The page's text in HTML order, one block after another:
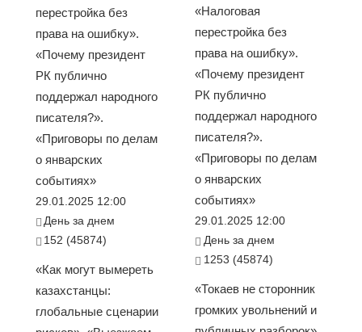
перестройка без
права на ошибку».
«Почему президент
РК публично
поддержал народного
писателя?».
«Приговоры по делам
о январских
событиях»
29.01.2025 12:00
День за днем
152 (45874)
«Как могут вымереть
казахстанцы:
глобальные сценарии
«Налоговая
перестройка без
права на ошибку».
«Почему президент
РК публично
поддержал народного
писателя?».
«Приговоры по делам
о январских
событиях»
29.01.2025 12:00
День за днем
1253 (45874)
«Токаев не сторонник
громких увольнений и